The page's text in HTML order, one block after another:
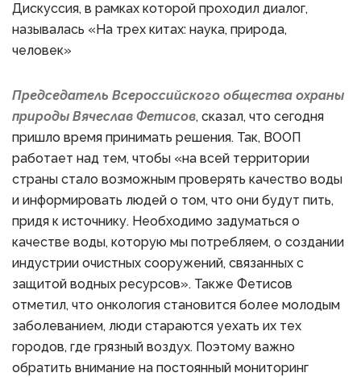
Дискуссия, в рамках которой проходил диалог,
называлась «На трех китах: наука, природа,
человек»
Председатель Всероссийского общества охраны
природы Вячеслав Фетисов, сказал, что сегодня
пришло время принимать решения. Так, ВООП
работает над тем, чтобы «на всей территории
страны стало возможным проверять качество воды
и информировать людей о том, что они будут пить,
придя к источнику. Необходимо задуматься о
качестве воды, которую мы потребляем, о создании
индустрии очистных сооружений, связанных с
защитой водных ресурсов». Также Фетисов
отметил, что онкология становится более молодым
заболеванием, люди стараются уехать их тех
городов, где грязный воздух. Поэтому важно
обратить внимание на постоянный мониторинг